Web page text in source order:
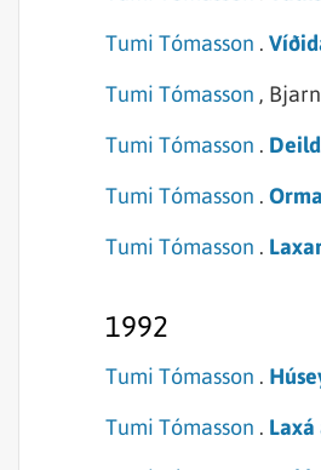
Tumi Tómasson .
Tumi Tómasson ,
Tumi Tómasson .
Tumi Tómasson .
Tumi Tómasson .
1992
Tumi Tómasson .
Tumi Tómasson . Laxá